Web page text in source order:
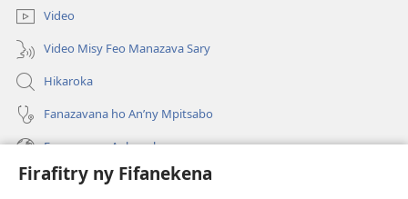
Firafitry ny Fifanekena
Video
Video Misy Feo Manazava Sary
Hikaroka
Fanazavana ho An’ny Mpitsabo
Fanazavana Ankapobeny
Fanampiana